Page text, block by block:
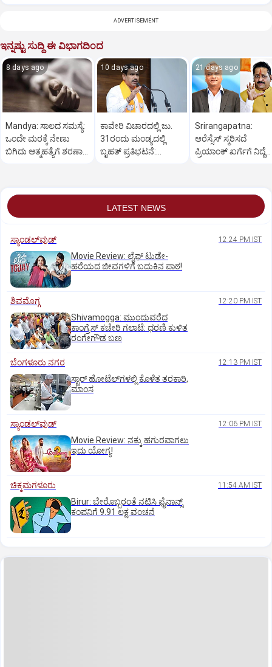
ADVERTISEMENT
ಇನ್ನಷ್ಟು ಸುದ್ದಿ ಈ ವಿಭಾಗದಿಂದ
8 days ago
Mandya: ಸಾಲದ ಸಮಸ್ಯೆ:
ಒಂದೇ ಮರಕ್ಕೆ ನೇಣು
ಬಿಗಿದು ಆತ್ಮಹತ್ಯೆಗೆ ಶರಣಾದ
10 days ago
ಕಾವೇರಿ ವಿಚಾರದಲ್ಲಿ ಜು.
31ರಂದು ಮಂಡ್ಯದಲ್ಲಿ
ಬೃಹತ್ ಪ್ರತಿಭಟನೆ:
21 days ago
Srirangapatna:
ಆರೆಸ್ಸೆಸ್‌ ಸ್ಮರಿಸದೆ
ಪ್ರಿಯಾಂಕ್‌ ಖರ್ಗೆಗೆ ನಿದ್ದೆ
LATEST NEWS
ಸ್ಯಾಂಡಲ್‌ವುಡ್‌ 12:24 PM IST
Movie Review: ಲೈಫ್‌ ಟುಡೇ-
ಹರೆಯದ ಜೀವಗಳಿಗೆ ಬದುಕಿನ ಪಾಠ!
ಶಿವಮೊಗ್ಗ 12:20 PM IST
Shivamogga: ಮುಂದುವರೆದ
ಕಾಂಗ್ರೆಸ್ ಕಚೇರಿ ಗಲಾಟೆ: ಧರಣಿ ಕುಳಿತ
ರಂಗೇಗೌಡ ಬಣ
ಬೆಂಗಳೂರು ನಗರ 12:13 PM IST
ಸ್ಟಾರ್‌ ಹೋಟೆಲ್‌ಗ‌ಳಲ್ಲಿ ಕೊಳೆತ ತರಕಾರಿ,
ಮಾಂಸ
ಸ್ಯಾಂಡಲ್‌ವುಡ್‌ 12:06 PM IST
Movie Review: ನಕ್ಕು ಹಗುರವಾಗಲು
ಇದು ಯೋಗ್ಯ!
ಚಿಕ್ಕಮಗಳೂರು 11:54 AM IST
Birur: ಬೇರೊಬ್ಬರಂತೆ ನಟಿಸಿ ಫೈನಾನ್ಸ್
ಕಂಪನಿಗೆ 9.91 ಲಕ್ಷ ವಂಚನೆ